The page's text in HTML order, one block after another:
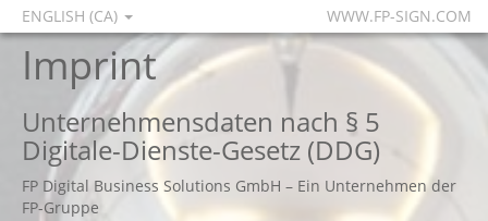
ENGLISH (CA) WWW.FP-SIGN.COM
Imprint
Unternehmensdaten nach § 5
Digitale-Dienste-Gesetz (DDG)
FP Digital Business Solutions GmbH – Ein Unternehmen der
FP-Gruppe